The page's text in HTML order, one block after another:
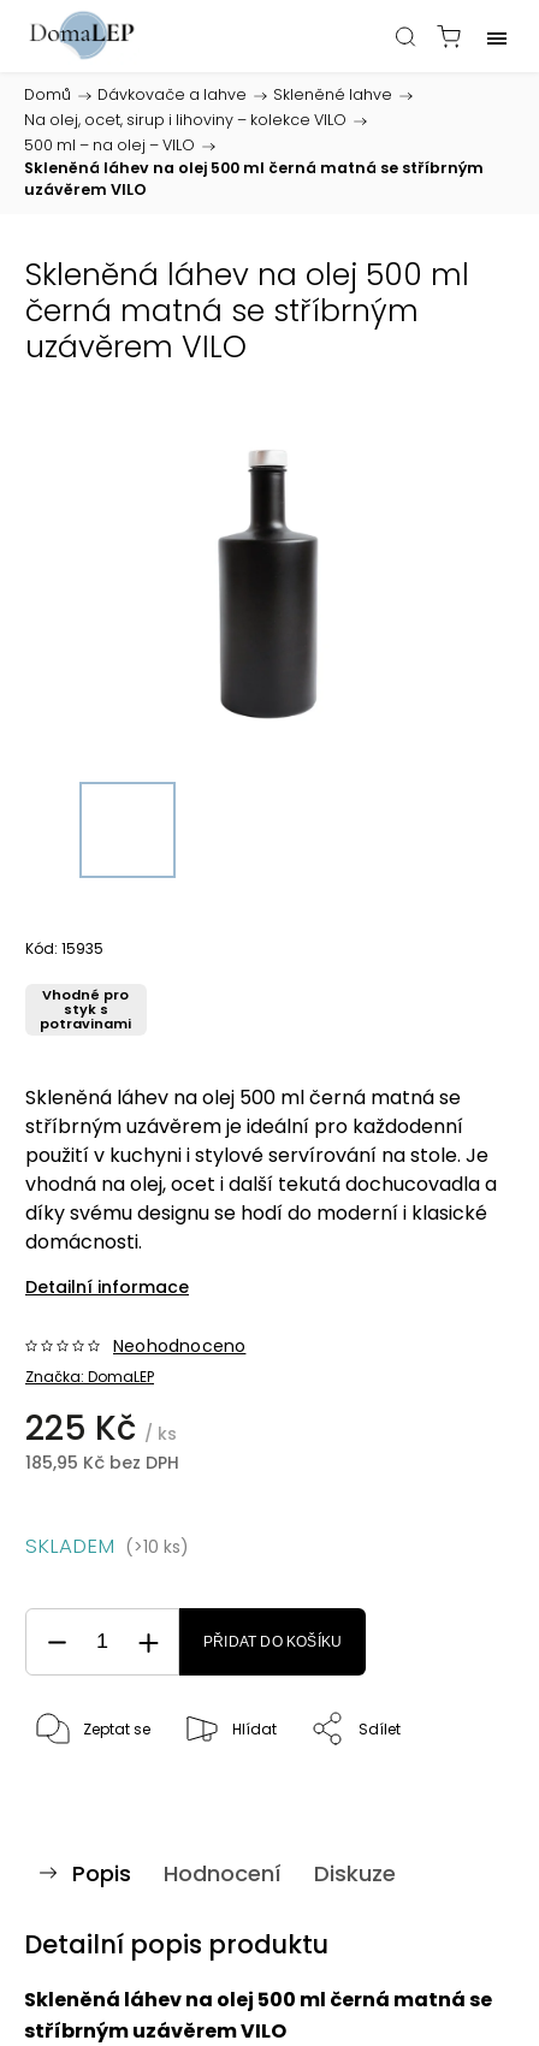
Domů / Dávkovače a lahve / Skleněné lahve /
Na olej, ocet, sirup i lihoviny – kolekce VILO /
500 ml – na olej – VILO /
Skleněná láhev na olej 500 ml černá matná se stříbrným
uzávěrem VILO
Skleněná láhev na olej 500 ml
černá matná se stříbrným
uzávěrem VILO
Kód: 15935
Vhodné pro
styk s
potravinami
Skleněná láhev na olej 500 ml černá matná se
stříbrným uzávěrem je ideální pro každodenní
použití v kuchyni i stylové servírování na stole. Je
vhodná na olej, ocet i další tekutá dochucovadla a
díky svému designu se hodí do moderní i klasické
domácnosti.
Detailní informace
Značka: DomaLEP
Neohodnoceno
225 Kč / ks
185,95 Kč bez DPH
SKLADEM (>10 ks)
PŘIDAT DO KOŠÍKU
Zeptat se Hlídat Sdílet
Popis Hodnocení Diskuze
Detailní popis produktu
Skleněná láhev na olej 500 ml černá matná se
stříbrným uzávěrem VILO